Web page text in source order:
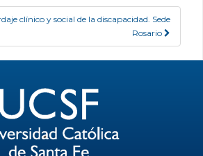
clínico y social de la discapacidad. Sede
Rosario